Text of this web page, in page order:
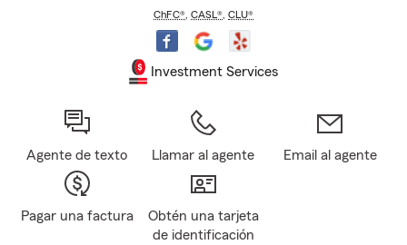
ChFC® CASL® CLU®
Investment Services
Agente de texto Llamar al agente Email al agente
Pagar una factura
Obtén una tarjeta
de identificación